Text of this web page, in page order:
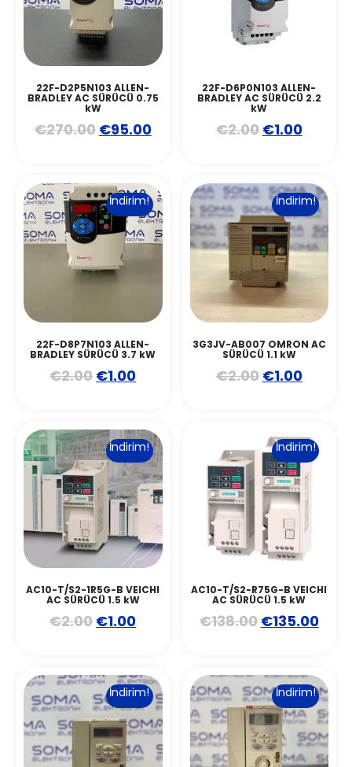
22F-D2P5N103 ALLEN-
BRADLEY AC SÜRÜCÜ 0.75
kW
€270.00 €95.00
22F-D6P0N103 ALLEN-
BRADLEY AC SÜRÜCÜ 2.2
kW
€2.00 €1.00
İndirim!
22F-D8P7N103 ALLEN-
BRADLEY SÜRÜCÜ 3.7 kW
€2.00 €1.00
İndirim!
3G3JV-AB007 OMRON AC
SÜRÜCÜ 1.1 kW
€2.00 €1.00
İndirim!
AC10-T/S2-1R5G-B VEICHI
AC SÜRÜCÜ 1.5 kW
€2.00 €1.00
İndirim!
AC10-T/S2-R75G-B VEICHI
AC SÜRÜCÜ 1.5 kW
€138.00 €135.00
İndirim! İndirim!